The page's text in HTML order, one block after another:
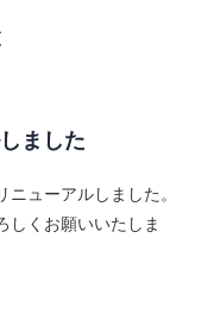
ました
ニューアルしました。
しくお願いいたしま